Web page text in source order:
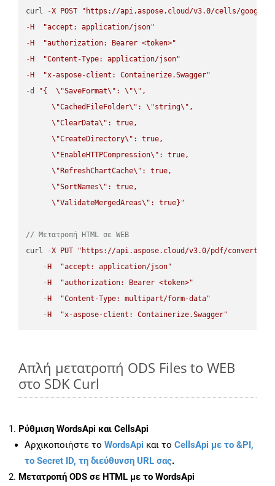
curl
-X POST
"https://api.aspose.cloud/v3.0/cells/
- H
"accept: application/json"
- H
"authorization: Bearer <token>"
- H
"Content-Type: application/json"
- H
"x-aspose-client: Containerize.Swagger"
-d "{ \"SaveFormat\" : \"\" ,
\"CachedFileFolder\" : \"string\" ,
\"ClearData\" : true,
\"CreateDirectory\" : true,
\" EnableHTTPCompression\" : true,
\" RefreshChartCache\" : true,
\"SortNames\" : true,
\"ValidateMergedAreas\" : true}"
// Μετατροπή HTML σε WEB
curl
-X PUT
"https://api.aspose.cloud/v3.0/pdf/convert/
- H
"accept: application/json"
- H
"authorization: Bearer <token>"
- H
"Content-Type: multipart/form-data"
- H "x-aspose-client: Containerize.Swagger"
Απλή μετατροπή ODS Files to WEB
στο SDK Curl
Ρύθμιση WordsApi και CellsApi
Αρχικοποιήστε το WordsApi και το CellsApi με το &PI,
το Secret ID, τη διεύθυνση URL σας.
Μετατροπή ODS σε HTML με το WordsApi